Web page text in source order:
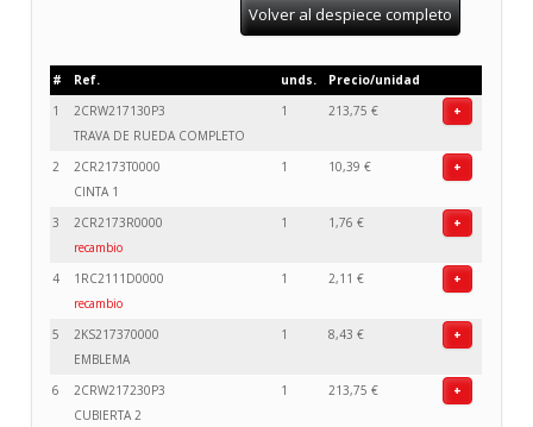
Volver al despiece completo
# Ref. unds.
Precio/unidad
1
2CRW217130P3
TRAVA DE RUEDA COMPLETO
1 213,75 € +
2
2CR2173T0000
CINTA 1
1 10,39 € +
3
2CR2173R0000
recambio
1 1,76 € +
4
1RC2111D0000
recambio
1 2,11 € +
5
2KS217370000
EMBLEMA
1 8,43 € +
6
2CRW217230P3
CUBIERTA 2
1 213,75 € +